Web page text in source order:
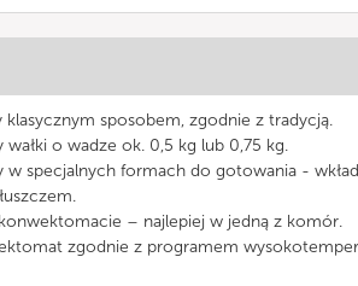
klasycznym sposobem, zgodnie z tradycją.
wałki o wadze ok. 0,5 kg lub 0,75 kg.
w specjalnych formach do gotowania -
– najlepiej w jedną z komór.
zgodnie z programem